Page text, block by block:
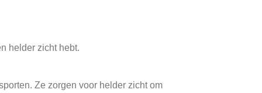
helder zicht hebt.
Ze zorgen voor helder zicht om